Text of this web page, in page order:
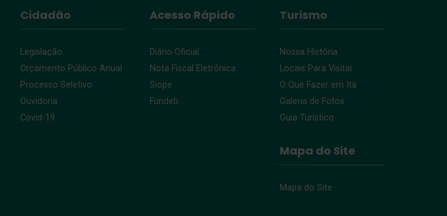
Cidadão
Legislação
Orçamento Público Anual
Processo Seletivo
Ouvidoria
Covid-19
Acesso Rápido
Diário Oficial
Nota Fiscal Eletrônica
Siope
Fundeb
Turismo
Nossa História
Locais Para Visitar
O Que Fazer em Ita
Galeria de Fotos
Guia Turístico
Mapa do Site
Mapa do Site